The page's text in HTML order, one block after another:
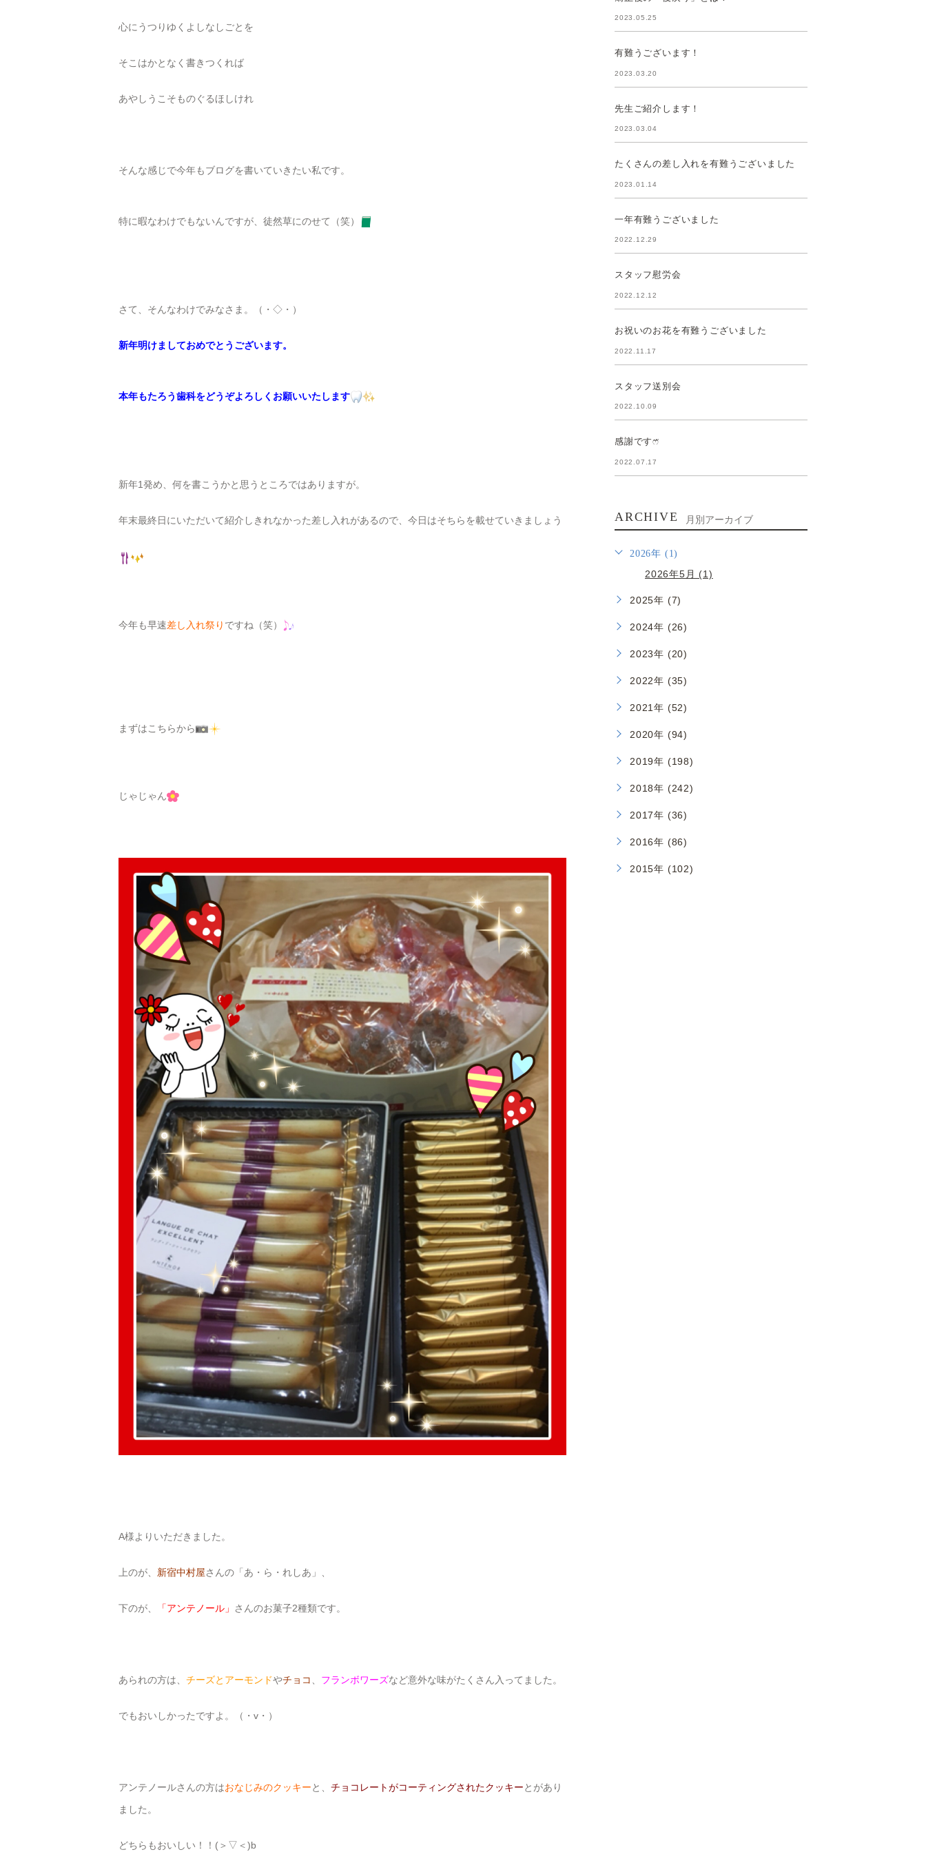
心にうつりゆくよしなしごとを
そこはかとなく書きつくれば
あやしうこそものぐるほしけれ
そんな感じで今年もブログを書いていきたい私です。
特に暇なわけでもないんですが、徒然草にのせて（笑）
さて、そんなわけでみなさま。（・◇・）
新年明けましておめでとうございます。
本年もたろう歯科をどうぞよろしくお願いいたします
新年1発め、何を書こうかと思うところではありますが。
年末最終日にいただいて紹介しきれなかった差し入れがあるので、今日はそちらを載せていきましょう
今年も早速差し入れ祭り ですね（笑）
まずはこちらから
じゃじゃん
A様よりいただきました。
上のが、 新宿中村屋さんの「あ・ら・れしあ」、
下のが、 「アンテノール」 さんのお菓子2種類です。
あられの方は、 チーズとアーモンドやチョコ フランボワーズなど意外な味がたくさん入ってました。
でもおいしかったですよ。（・v・）
アンテノールさんの方はおなじみのクッキーと、 チョコレートがコーティングされたクッキーとがあり
ました。
どちらもおいしい！！(＞▽＜)b
2023.05.25
有難うございます！
2023.03.20
先生ご紹介します！
2023.03.04
たくさんの差し入れを有難うございました
2023.01.14
一年有難うございました
2022.12.29
スタッフ慰労会
2022.12.12
お祝いのお花を有難うございました
2022.11.17
スタッフ送別会
2022.10.09
感謝ですෆ̈
2022.07.17
ARCHIVE 月別アーカイブ
2026年 (1)
2026年5月 (1)
2025年 (7)
2024年 (26)
2023年 (20)
2022年 (35)
2021年 (52)
2020年 (94)
2019年 (198)
2018年 (242)
2017年 (36)
2016年 (86)
2015年 (102)